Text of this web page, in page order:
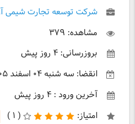
شرکت توسعه تجارت
مشاهده: ۳۷۹
بروزرسانی: ۴ روز پیش
انقضا: سه شنبه ۰۴ اسفند ۱۴۰۵
آخرین ورود : ۴ روز پیش
امتیاز:
( ۱ )